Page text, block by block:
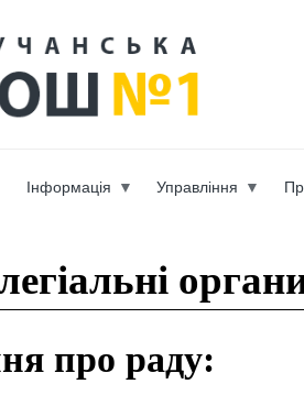
Інформація Управління
про раду: